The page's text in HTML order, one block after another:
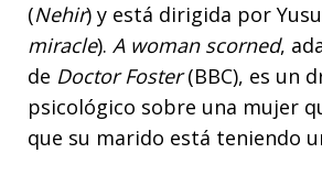
(Nehir) y está dirigida por
miracle). A woman scorned,
de Doctor Foster(BBC), es un
psicológico sobre una mujer
que su marido está teniendo